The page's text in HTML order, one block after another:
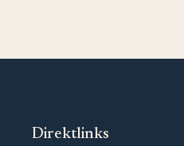
Direktlinks